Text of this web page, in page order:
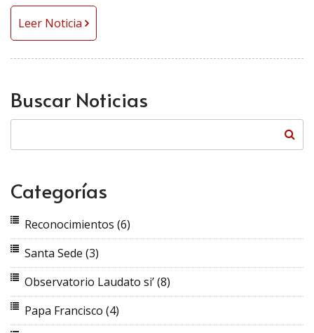
Leer Noticia
Buscar Noticias
Categorías
Reconocimientos (6)
Santa Sede (3)
Observatorio Laudato si’(8)
Papa Francisco (4)